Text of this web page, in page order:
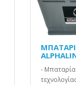
- Μπαταρία